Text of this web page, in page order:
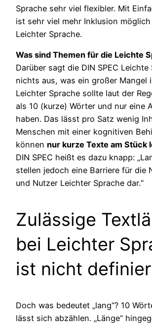
Sprache sehr viel flexibler. Mit
ist sehr viel mehr Inklusion
Leichter Sprache.
Was sind Themen für die Leichte
Darüber sagt die DIN SPEC Leichte
nichts aus, was ein großer Mangel
Leichter Sprache sollte laut der
als 10 (kurze) Wörter und nur eine
haben. Das lässt pro Satz wenig
Menschen mit einer kognitiven
können nur kurze Texte am Stück
DIN SPEC heißt es dazu knapp:
stellen jedoch eine Barriere für die
und Nutzer Leichter Sprache dar.“
Zulässige
bei Leichter
ist nicht
Doch was bedeutet „lang“? 10
lässt sich abzählen. „Länge“